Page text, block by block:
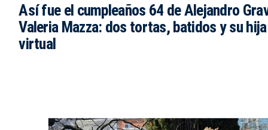
Así fue el cumpleaños 64 de Alejandro
Valeria Mazza: dos tortas, batidos y su
virtual